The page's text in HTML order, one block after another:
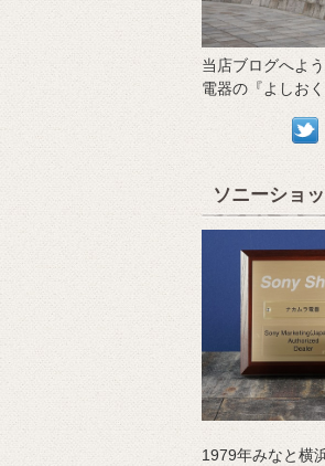
当店ブログへよ
電器の『よしおく
ソニーショ
1979年みなと横